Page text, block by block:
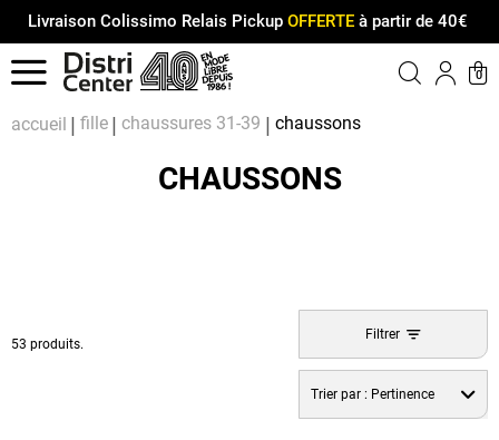
Livraison Colissimo Relais Pickup OFFERTEà partir de 40€
Menu
0
accueil fille chaussures 31-39 chaussons
CHAUSSONS
53 produits.
Filtrer
Trier par : Pertinence